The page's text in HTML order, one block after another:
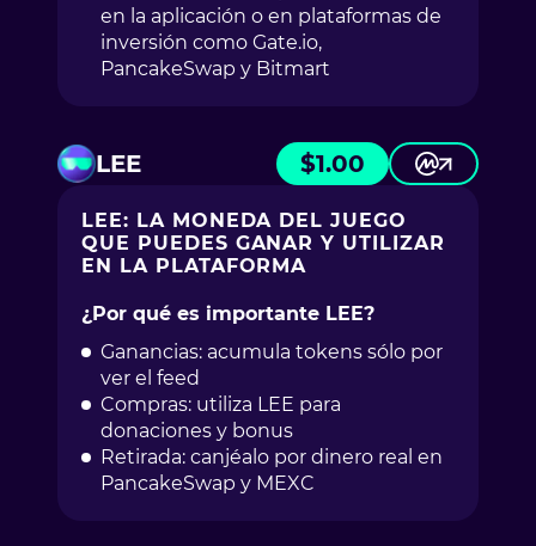
en la aplicación o en plataformas de
inversión como Gate.io,
PancakeSwap y Bitmart
LEE $1.00
LEE: LA MONEDA DEL JUEGO
QUE PUEDES GANAR Y UTILIZAR
EN LA PLATAFORMA
¿Por qué es importante LEE?
Ganancias: acumula tokens sólo por
ver el feed
Compras: utiliza LEE para
donaciones y bonus
Retirada: canjéalo por dinero real en
PancakeSwap y MEXC